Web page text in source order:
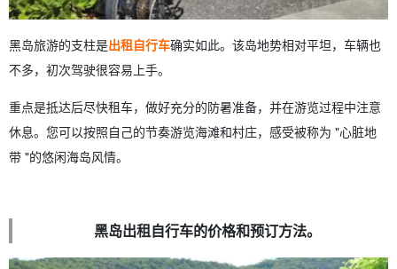
黑岛旅游的支柱是出租自行车确实如此。该岛地势相对平坦，车辆也
不多，初次驾驶很容易上手。
重点是抵达后尽快租车，做好充分的防暑准备，并在游览过程中注意
休息。您可以按照自己的节奏游览海滩和村庄，感受被称为 "心脏地
带 "的悠闲海岛风情。
黑岛出租自行车的价格和预订方法。